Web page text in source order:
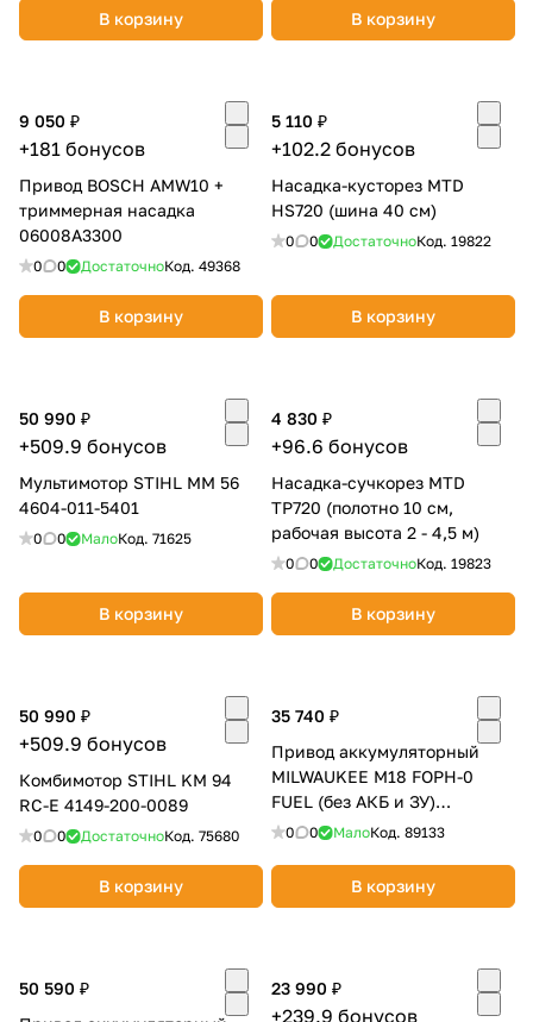
В корзину В корзину
9 050 ₽
+181 бонусов
Привод BOSCH AMW10 +
триммерная насадка
06008A3300
0 0 ДостаточноКод. 49368
В корзину
5 110 ₽
+102.2 бонусов
Насадка-кусторез MTD
HS720 (шина 40 см)
0 0 ДостаточноКод. 19822
В корзину
50 990 ₽
+509.9 бонусов
Мультимотор STIHL MM 56
4604-011-5401
0 0 МалоКод. 71625
В корзину
4 830 ₽
+96.6 бонусов
Насадка-сучкорез MTD
TP720 (полотно 10 см,
рабочая высота 2 - 4,5 м)
0 0 ДостаточноКод. 19823
В корзину
50 990 ₽
+509.9 бонусов
Комбимотор STIHL KM 94
RC-E 4149-200-0089
0 0 ДостаточноКод. 75680
В корзину
35 740 ₽
Привод аккумуляторный
MILWAUKEE M18 FOPH-0
FUEL (без АКБ и ЗУ)
4933464954
0 0 МалоКод. 89133
В корзину
50 590 ₽
23 990 ₽
+239.9 бонусов
раз в 2 недели